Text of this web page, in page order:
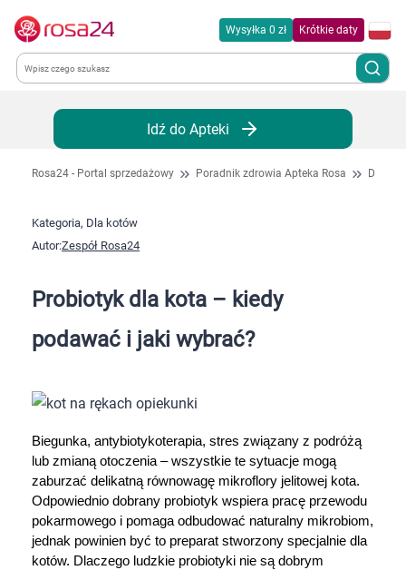
Wysyłka 0 zł Krótkie daty
Kategorie
Chemia gospodarcza
Dla zwierząt
Dziecko
Higiena
Kosmetyki
Mężczyzna
Idź do Apteki
Rosa24 - Portal sprzedażowy Poradnik zdrowia Apteka Rosa Dla
Kategoria, Dla kotów
Autor:Zespół Rosa24
Probiotyk dla kota – kiedy
podawać i jaki wybrać?
Biegunka, antybiotykoterapia, stres związany z podróżą
lub zmianą otoczenia – wszystkie te sytuacje mogą
zaburzać delikatną równowagę mikroflory jelitowej kota.
Odpowiednio dobrany probiotyk wspiera pracę przewodu
pokarmowego i pomaga odbudować naturalny mikrobiom,
jednak powinien być to preparat stworzony specjalnie dla
kotów. Dlaczego ludzkie probiotyki nie są dobrym